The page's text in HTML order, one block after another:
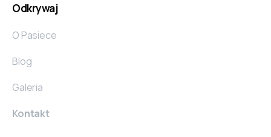
Odkrywaj
O Pasiece
Blog
Galeria
Kontakt